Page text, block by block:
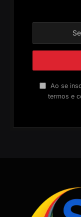
Ao se
termos e